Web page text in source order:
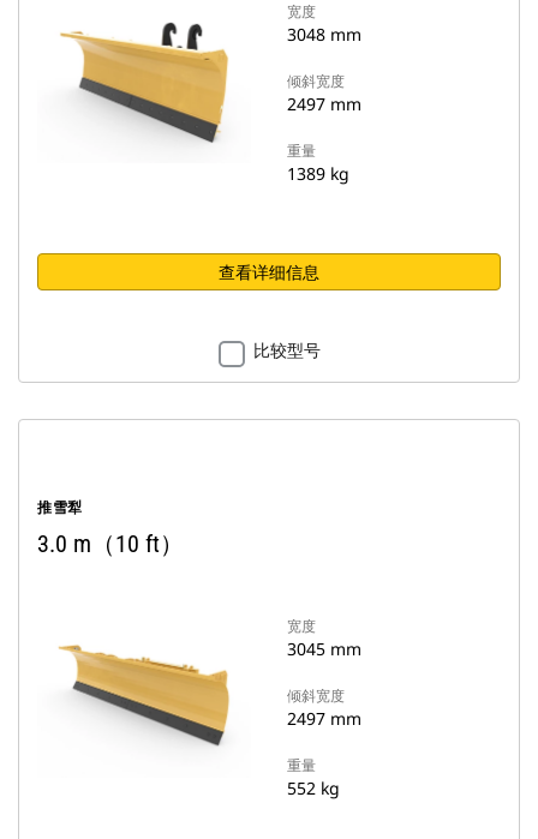
宽度
3048 mm
倾斜宽度
2497 mm
重量
1389 kg
查看详细信息
比较型号
推雪犁
3.0 m（10 ft）
宽度
3045 mm
倾斜宽度
2497 mm
重量
552 kg